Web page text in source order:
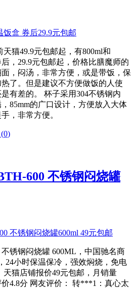
猫49.9元包邮起，有800ml和
，29.9元包邮起，价格比膳魔师的
，闷汤，非常方便，或是带饭，保
了。但是建议不方便做饭的人使
有差的。 杯子采用304不锈钢内
85mm的广口设计，方便放入大体
，非常方便。
0)
600 不锈钢闷烧罐
锈钢闷烧罐 600ML，中国驰名商
24小时保温保冷，强效焖烧，免电
天猫店铺报价49元包邮，月销量
价4.8分 网友评价： 转***1：真心太